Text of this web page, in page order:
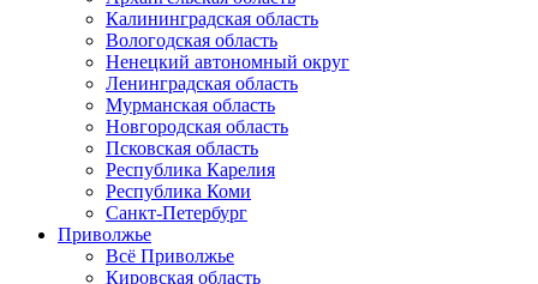
Калининградская область
Вологодская область
Ненецкий автономный округ
Ленинградская область
Мурманская область
Новгородская область
Псковская область
Республика Карелия
Республика Коми
Санкт-Петербург
Приволжье
Всё Приволжье
Кировская область